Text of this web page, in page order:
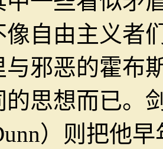
像自由主义者
与邪恶的霍布
思想而已。
）则把他